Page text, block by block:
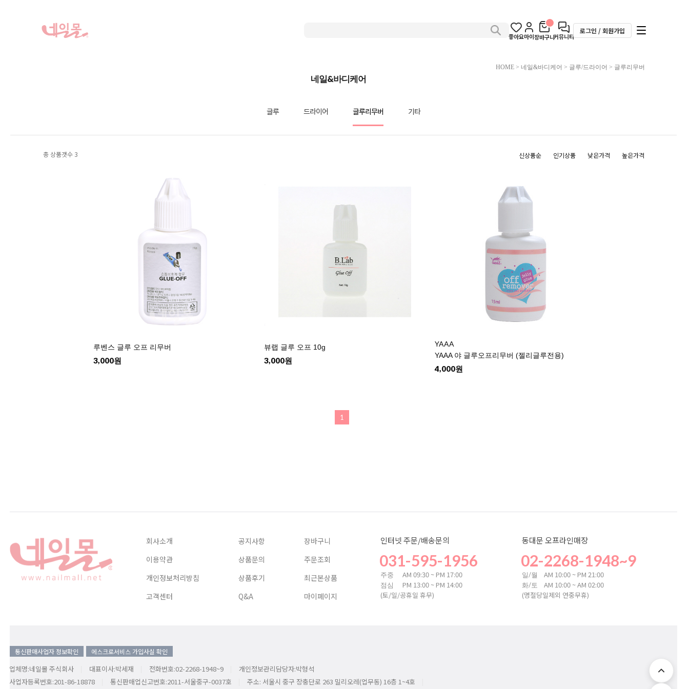
좋아요마이장바구니커뮤니티
로그인 / 회원가입
HOME> 네일&바디케어 > 글루/드라이어 > 글루리무버
네일&바디케어
글루 드라이어 글루리무버 기타
총 상품갯수 3 신상품순 인기상품 낮은가격 높은가격
루벤스 글루 오프 리무버
3,000원
뷰랩 글루 오프 10g
3,000원
YAAA
YAAA 야 글루오프리무버 (젤리글루전용)
4,000원
1
회사소개
이용약관
개인정보처리방침
고객센터
공지사항
상품문의
상품후기
Q&A
장바구니
주문조회
최근본상품
마이페이지
인터넷 주문/배송문의
031-595-1956
주중 AM 09:30 ~ PM 17:00
점심
PM 13:00 ~ PM 14:00
(토/일/공휴일 휴무)
동대문 오프라인매장
02-2268-1948~9
일/월 AM 10:00 ~ PM 21:00
화/토
AM 10:00 ~ AM 02:00
(명절당일제외 연중무휴)
통신판매사업자 정보확인 에스크로서비스 가입사실 확인
업체명:네일몰 주식회사 대표이사:박세재 전화번호:02-2268-1948~9
개인정보관리담당자:박형석
사업자등록번호:201-86-18878
통신판매업신고번호:2011-서울중구-0037호 주소: 서울시 중구 장충단로 263 밀리오레(업무동) 16층 1~4호